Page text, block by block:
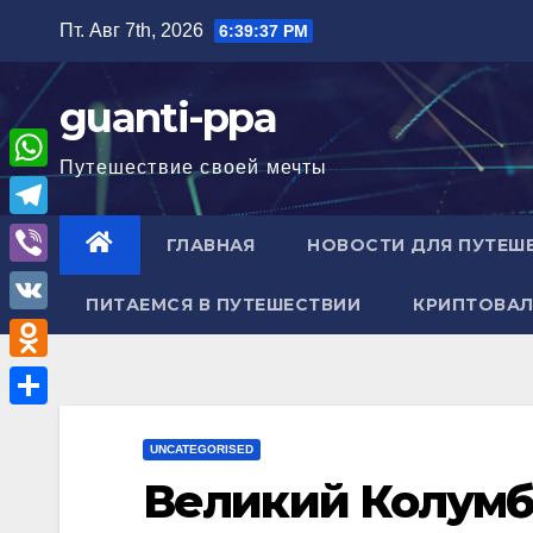
содержимому
Пт. Авг 7th, 2026 6:39:38 PM
guanti-ppa
Путешествие своей мечты
ГЛАВНАЯ НОВОСТИ ДЛЯ
ПИТАЕМСЯ В ПУТЕШЕСТВИИ
UNCATEGORISED
Великий
W
h
a
A
T
e
l
e
g
V
i
b
e
V
K
O